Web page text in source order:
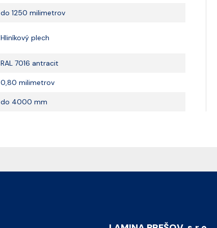
do 1250 milimetrov
Hliníkový plech
RAL 7016 antracit
0,80 milimetrov
do 4000 mm